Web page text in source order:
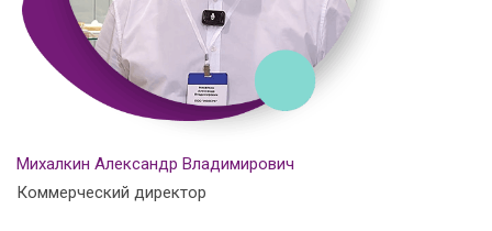
Михалкин Александр Владимирович
Коммерческий директор